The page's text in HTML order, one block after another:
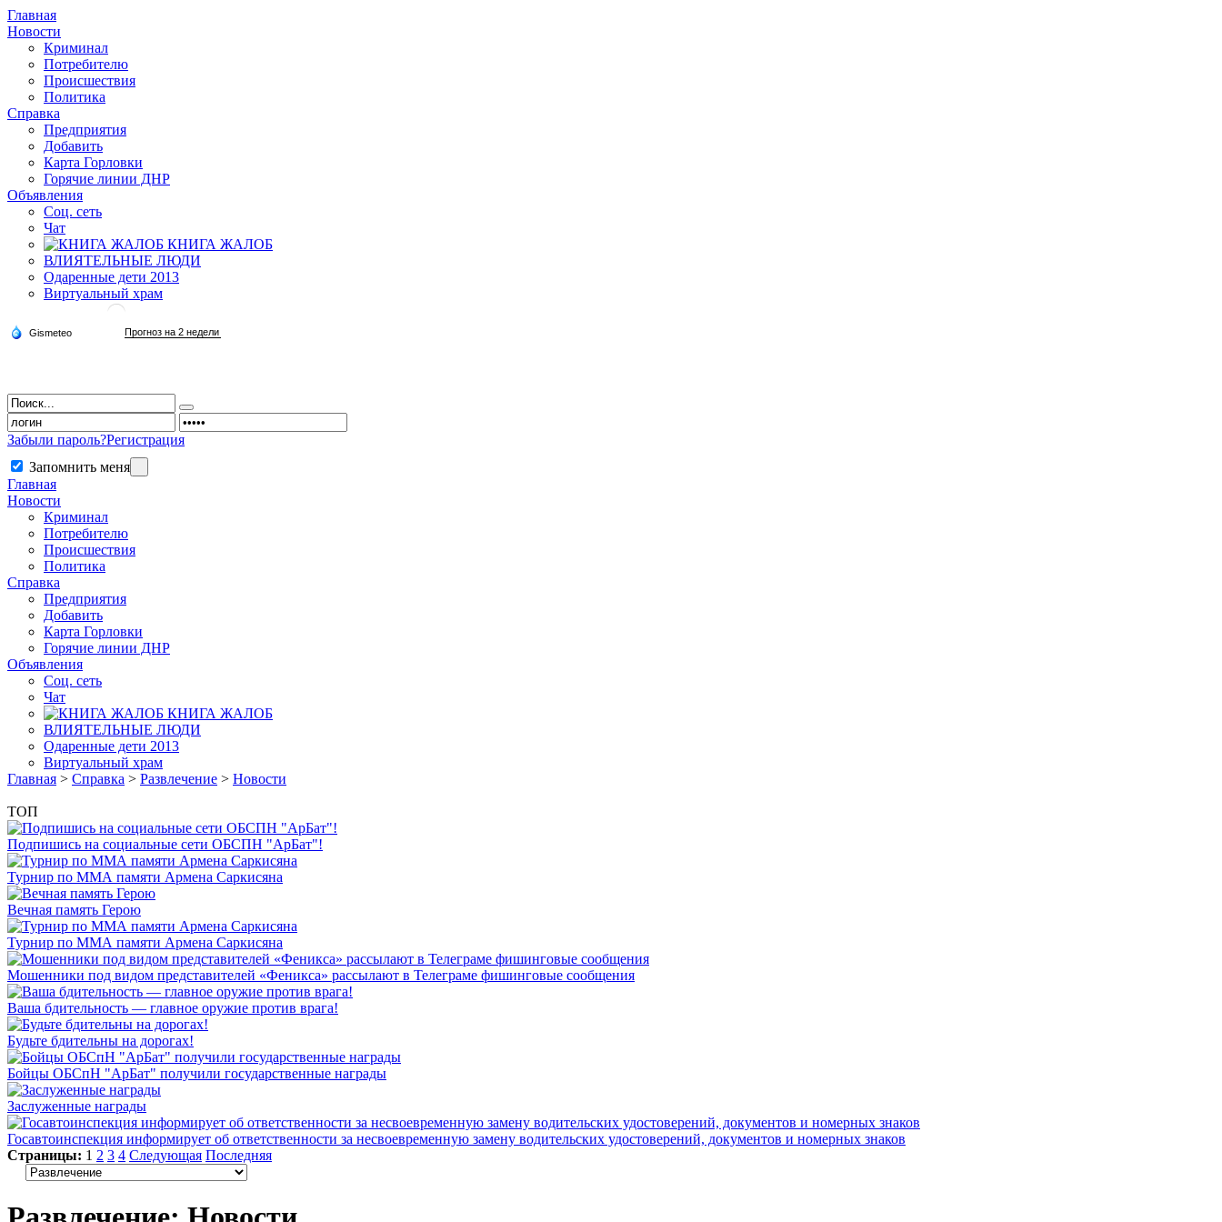
Главная
Новости
Криминал
Потребителю
Происшествия
Политика
Справка
Предприятия
Добавить
Карта Горловки
Горячие линии ДНР
Объявления
Соц. сеть
Чат
КНИГА ЖАЛОБ
ВЛИЯТЕЛЬНЫЕ ЛЮДИ
Одаренные дети 2013
Виртуальный храм
Забыли пароль?Регистрация
Запомнить меня
Главная
Новости
Криминал
Потребителю
Происшествия
Политика
Справка
Предприятия
Добавить
Карта Горловки
Горячие линии ДНР
Объявления
Соц. сеть
Чат
КНИГА ЖАЛОБ
ВЛИЯТЕЛЬНЫЕ ЛЮДИ
Одаренные дети 2013
Виртуальный храм
Главная > Справка > Развлечение > Новости
ТОП
Подпишись на социальные сети ОБСПН "АрБат"!
Турнир по ММА памяти Армена Саркисяна
Вечная память Герою
Турнир по ММА памяти Армена Саркисяна
Мошенники под видом представителей «Феникса» рассылают в Телеграме фишинговые сообщения
Ваша бдительность — главное оружие против врага!
Будьте бдительны на дорогах!
Бойцы ОБСпН "АрБат" получили государственные награды
Заслуженные награды
Госавтоинспекция информирует об ответственности за несвоевременную замену водительских удостоверений, документов и номерных знаков
Страницы: 1 2 3 4 Следующая Последняя